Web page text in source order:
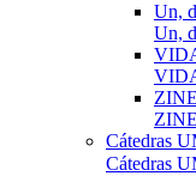
Un,
Un,
Cátedras
Cátedras